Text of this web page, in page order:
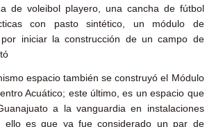
de voleibol playero, una cancha de fútbol
con pasto sintético, un módulo de
iniciar la construcción de un campo de
espacio también se construyó el Módulo
Acuático; este último, es un espacio que
a la vanguardia en instalaciones
ello es que ya fue considerado un par de